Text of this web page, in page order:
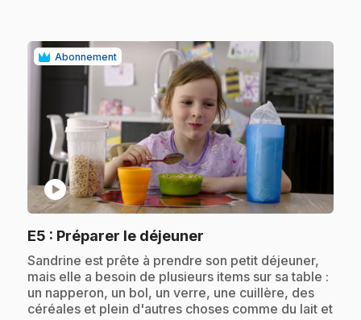
Abonnement
play_circle
E5 : Préparer le déjeuner
.Sandrine est prête à prendre son petit déjeuner,
mais elle a besoin de plusieurs items sur sa table :
un napperon, un bol, un verre, une cuillère, des
céréales et plein d'autres choses comme du lait et